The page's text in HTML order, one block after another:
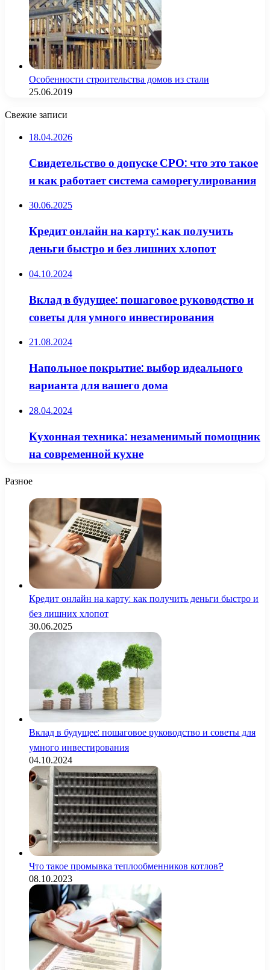
Особенности строительства домов из стали
25.06.2019
Свежие записи
18.04.2026
Свидетельство о допуске СРО: что это такое
и как работает система саморегулирования
30.06.2025
Кредит онлайн на карту: как получить
деньги быстро и без лишних хлопот
04.10.2024
Вклад в будущее: пошаговое руководство и
советы для умного инвестирования
21.08.2024
Напольное покрытие: выбор идеального
варианта для вашего дома
28.04.2024
Кухонная техника: незаменимый помощник
на современной кухне
Разное
Кредит онлайн на карту: как получить деньги быстро и
без лишних хлопот
30.06.2025
Вклад в будущее: пошаговое руководство и советы для
умного инвестирования
04.10.2024
Что такое промывка теплообменников котлов?
08.10.2023